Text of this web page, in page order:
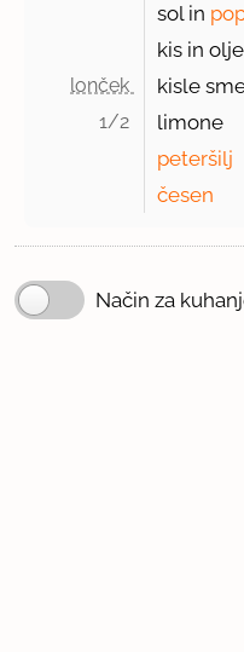
sol in
kis in olje
lonček kisle
1/2
limone
peteršilj
česen
Način za